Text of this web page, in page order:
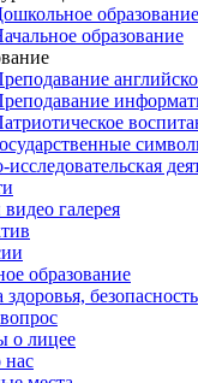
образование
галерея
образование
безопасность
о лицее